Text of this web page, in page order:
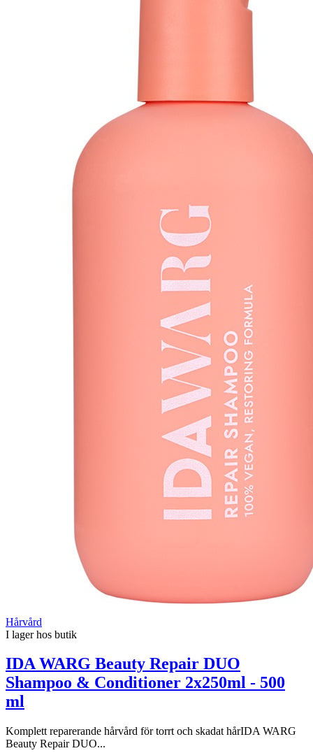
Hårvård
I lager hos butik
IDA WARG Beauty Repair DUO
Shampoo & Conditioner 2x250ml - 500
ml
Komplett reparerande hårvård för torrt och skadat hårIDA WARG
Beauty Repair DUO...